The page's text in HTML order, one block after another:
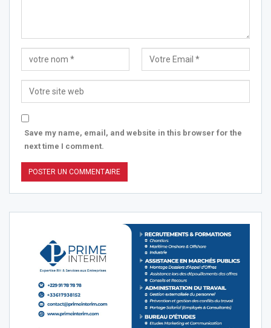
Save my name, email, and website in this browser for the
next time I comment.